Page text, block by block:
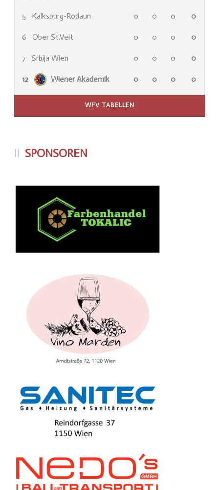
5 Kalksburg-Rodaun 0 0 0 0
6 Ober St.Veit 0 0 0 0
7 Srbija Wien 0 0 0 0
12 Wiener Akademik 0 0 0 0
WFV TABELLEN
SPONSOREN